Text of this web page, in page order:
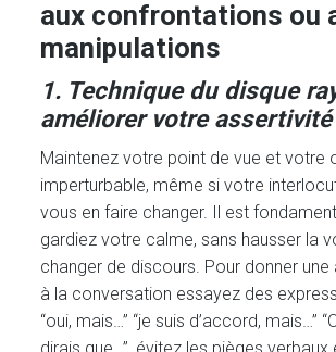
aux confrontations ou
manipulations
1. Technique du disque
améliorer votre assertivité
Maintenez votre point de vue et votre
imperturbable, même si votre
vous en faire changer. Il est
gardiez votre calme, sans hausser la
changer de discours. Pour donner
à la conversation essayez des
“oui, mais…” “je suis d’accord, mais…”